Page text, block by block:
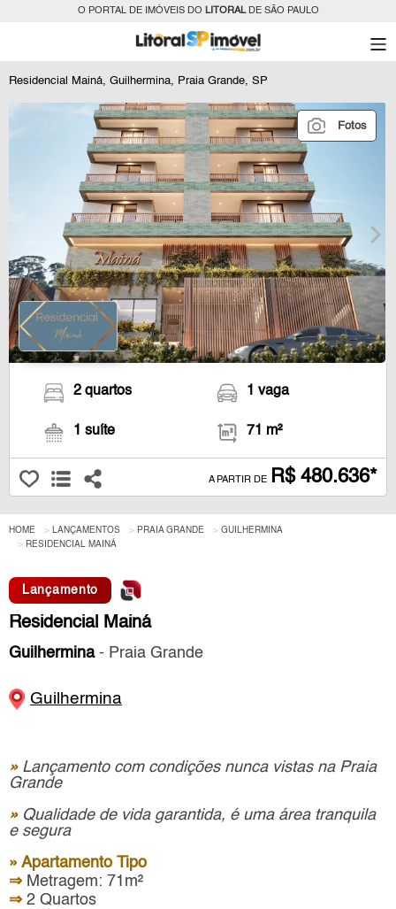
O PORTAL DE IMÓVEIS DO LITORALDE SÃO PAULO
Residencial Mainá, Guilhermina, Praia Grande, SP
Fotos
2 quartos
1 suíte
1 vaga
71 m²
A PARTIR DE R$ 480.636*
HOME LANÇAMENTOS PRAIA GRANDE
GUILHERMINA
RESIDENCIAL MAINÁ
Lançamento
Residencial Mainá
Guilhermina- Praia Grande
Guilhermina
» Lançamento com condições nunca vistas na Praia
Grande
» Qualidade de vida garantida, é uma área tranquila
e segura
» Apartamento Tipo
⇒ Metragem: 71m²
⇒ 2 Quartos